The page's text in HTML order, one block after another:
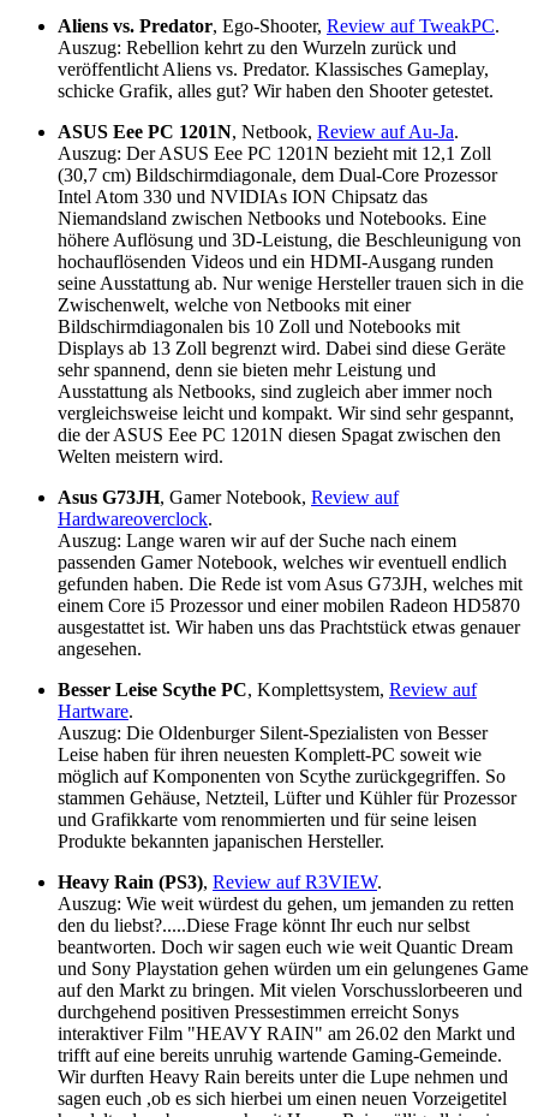
Aliens vs. Predator, Ego-Shooter, Review auf TweakPC.
Auszug: Rebellion kehrt zu den Wurzeln zurück und
veröffentlicht Aliens vs. Predator. Klassisches Gameplay,
schicke Grafik, alles gut? Wir haben den Shooter getestet.
ASUS Eee PC 1201N, Netbook, Review auf Au-Ja.
Auszug: Der ASUS Eee PC 1201N bezieht mit 12,1 Zoll
(30,7 cm) Bildschirmdiagonale, dem Dual-Core Prozessor
Intel Atom 330 und NVIDIAs ION Chipsatz das
Niemandsland zwischen Netbooks und Notebooks. Eine
höhere Auflösung und 3D-Leistung, die Beschleunigung von
hochauflösenden Videos und ein HDMI-Ausgang runden
seine Ausstattung ab. Nur wenige Hersteller trauen sich in die
Zwischenwelt, welche von Netbooks mit einer
Bildschirmdiagonalen bis 10 Zoll und Notebooks mit
Displays ab 13 Zoll begrenzt wird. Dabei sind diese Geräte
sehr spannend, denn sie bieten mehr Leistung und
Ausstattung als Netbooks, sind zugleich aber immer noch
vergleichsweise leicht und kompakt. Wir sind sehr gespannt,
die der ASUS Eee PC 1201N diesen Spagat zwischen den
Welten meistern wird.
Asus G73JH, Gamer Notebook, Review auf
Hardwareoverclock.
Auszug: Lange waren wir auf der Suche nach einem
passenden Gamer Notebook, welches wir eventuell endlich
gefunden haben. Die Rede ist vom Asus G73JH, welches mit
einem Core i5 Prozessor und einer mobilen Radeon HD5870
ausgestattet ist. Wir haben uns das Prachtstück etwas genauer
angesehen.
Besser Leise Scythe PC, Komplettsystem, Review auf
Hartware.
Auszug: Die Oldenburger Silent-Spezialisten von Besser
Leise haben für ihren neuesten Komplett-PC soweit wie
möglich auf Komponenten von Scythe zurückgegriffen. So
stammen Gehäuse, Netzteil, Lüfter und Kühler für Prozessor
und Grafikkarte vom renommierten und für seine leisen
Produkte bekannten japanischen Hersteller.
Heavy Rain (PS3), Review auf R3VIEW.
Auszug: Wie weit würdest du gehen, um jemanden zu retten
den du liebst?.....Diese Frage könnt Ihr euch nur selbst
beantworten. Doch wir sagen euch wie weit Quantic Dream
und Sony Playstation gehen würden um ein gelungenes Game
auf den Markt zu bringen. Mit vielen Vorschusslorbeeren und
durchgehend positiven Pressestimmen erreicht Sonys
interaktiver Film "HEAVY RAIN" am 26.02 den Markt und
trifft auf eine bereits unruhig wartende Gaming-Gemeinde.
Wir durften Heavy Rain bereits unter die Lupe nehmen und
sagen euch ,ob es sich hierbei um einen neuen Vorzeigetitel